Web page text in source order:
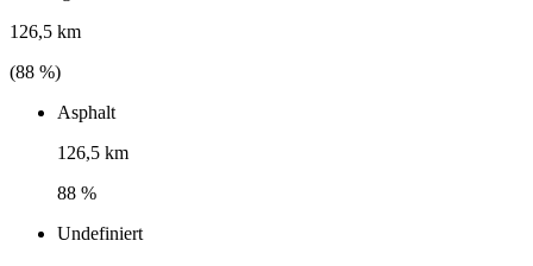
126,5 km
(88 %)
Asphalt
126,5 km
88 %
Undefiniert